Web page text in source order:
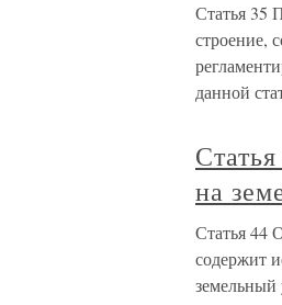
Статья 35
строение,
данной
на
Статья 44
содержит
земельный